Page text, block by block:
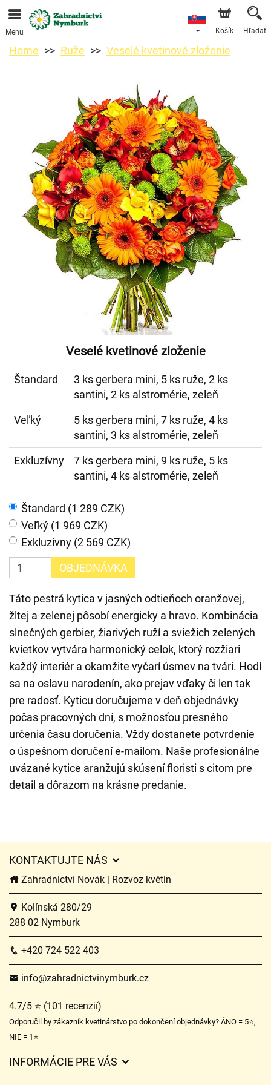
Objednávky prijímame prostredníctvom nášho e-shopu.
Najskorší možný termín doručenia je od 11.8.2026 z
Menu Košík Hľadať
Home Ruže Veselé kvetinové zloženie
Veselé kvetinové zloženie
Štandard
3 ks gerbera mini, 5 ks ruže, 2 ks
santini, 2 ks alstromérie, zeleň
Veľký
5 ks gerbera mini, 7 ks ruže, 4 ks
santini, 3 ks alstromérie, zeleň
Exkluzívny
7 ks gerbera mini, 9 ks ruže, 5 ks
santini, 4 ks alstromérie, zeleň
Štandard (1 289 CZK)
Veľký (1 969 CZK)
Exkluzívny (2 569 CZK)
OBJEDNÁVKA
Táto pestrá kytica v jasných odtieňoch oranžovej,
žltej a zelenej pôsobí energicky a hravo. Kombinácia
slnečných gerbier, žiarivých ruží a sviežich zelených
kvietkov vytvára harmonický celok, ktorý rozžiari
každý interiér a okamžite vyčarí úsmev na tvári. Hodí
sa na oslavu narodenín, ako prejav vďaky či len tak
pre radosť. Kyticu doručujeme v deň objednávky
počas pracovných dní, s možnosťou presného
určenia času doručenia. Vždy dostanete potvrdenie
o úspešnom doručení e-mailom. Naše profesionálne
uvázané kytice aranžujú skúsení floristi s citom pre
detail a dôrazom na krásne predanie.
KONTAKTUJTE NÁS
Zahradnictví Novák | Rozvoz květin
Kolínská 280/29
288 02 Nymburk
+420 724 522 403
info@zahradnictvinymburk.cz
4.7/5 ⭐ (101 recenzií)
Odporučil by zákazník kvetinárstvo po dokončení objednávky? ÁNO = 5⭐,
NIE = 1⭐
INFORMÁCIE PRE VÁS